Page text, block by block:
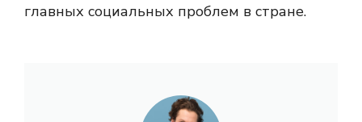
главных социальных проблем в стране.